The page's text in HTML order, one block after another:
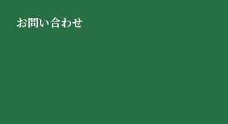
お問い合わせ